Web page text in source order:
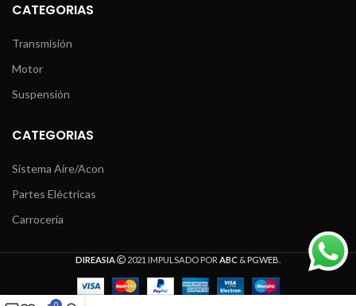
CATEGORIAS
Transmisión
Motor
Suspensión
CATEGORIAS
Sistema Aire/Acon
Partes Eléctricas
Carrocería
DIREASIA 2021 IMPULSADO POR ABC &PGWEB